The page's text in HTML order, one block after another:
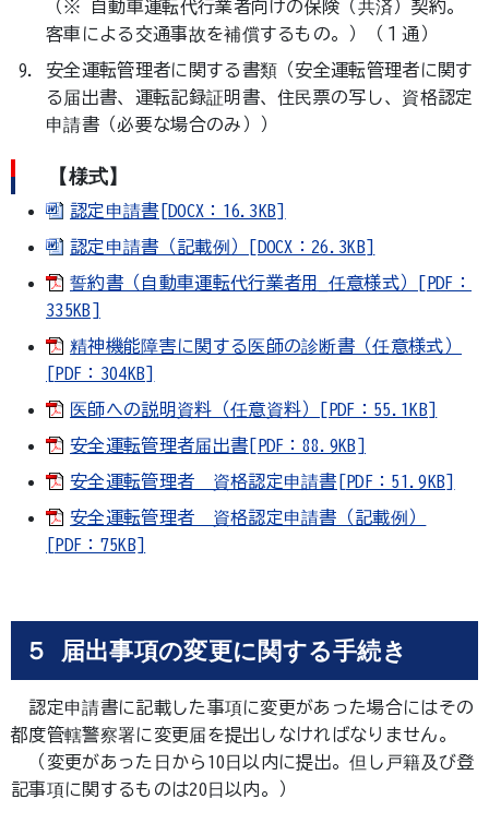
（※ 自動車運転代行業者向けの保険（共済）契約。
客車による交通事故を補償するもの。）（１通）
安全運転管理者に関する書類（安全運転管理者に関す
る届出書、運転記録証明書、住民票の写し、資格認定
申請書（必要な場合のみ））
【様式】
認定申請書[DOCX：16.3KB]
認定申請書（記載例）[DOCX：26.3KB]
誓約書（自動車運転代行業者用_任意様式）[PDF：
335KB]
精神機能障害に関する医師の診断書（任意様式）
[PDF：304KB]
医師への説明資料（任意資料）[PDF：55.1KB]
安全運転管理者届出書[PDF：88.9KB]
安全運転管理者 資格認定申請書[PDF：51.9KB]
安全運転管理者 資格認定申請書（記載例）
[PDF：75KB]
５ 届出事項の変更に関する手続き
認定申請書に記載した事項に変更があった場合にはその
都度管轄警察署に変更届を提出しなければなりません。
（変更があった日から10日以内に提出。但し戸籍及び登
記事項に関するものは20日以内。）